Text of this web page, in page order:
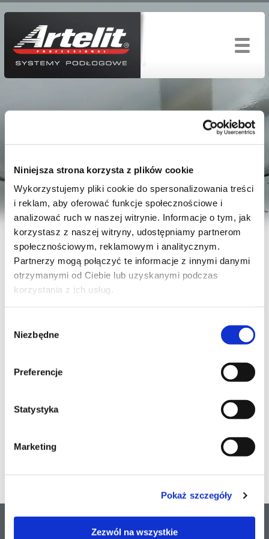
Niniejsza strona korzysta z plików cookie
Wykorzystujemy pliki cookie do spersonalizowania treści
i reklam, aby oferować funkcje społecznościowe i
analizować ruch w naszej witrynie. Informacje o tym, jak
korzystasz z naszej witryny, udostępniamy partnerom
społecznościowym, reklamowym i analitycznym.
Partnerzy mogą połączyć te informacje z innymi danymi
otrzymanymi od Ciebie lub uzyskanymi podczas
korzystania z ich usług.
zgody
Niezbędne
Preferencje
Statystyka
Marketing
Pokaż szczegóły
Zezwól na wszystkie
TABELE ZASTOSOWAŃ
Dokumentacja techniczna
Karty bezpieczeństwa
Pozostałe
NAZWA
Zastosowanie
gruntów pod kleje
Przygotowanie podłoża Produkty